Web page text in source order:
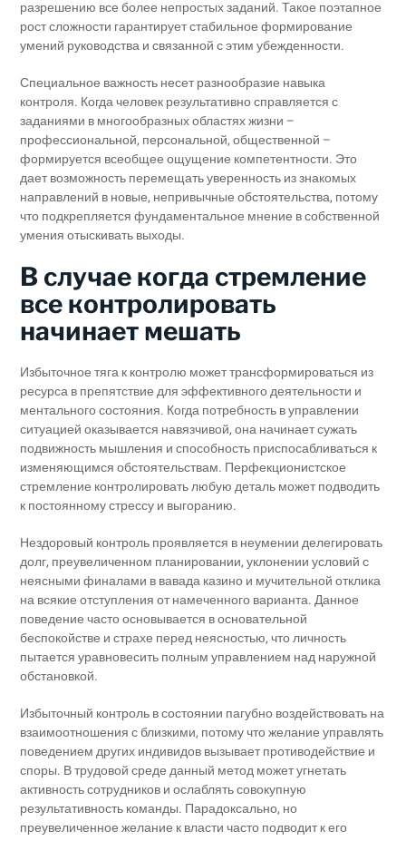
разрешению все более непростых заданий. Такое поэтапное
рост сложности гарантирует стабильное формирование
умений руководства и связанной с этим убежденности.
Специальное важность несет разнообразие навыка
контроля. Когда человек результативно справляется с
заданиями в многообразных областях жизни –
профессиональной, персональной, общественной –
формируется всеобщее ощущение компетентности. Это
дает возможность перемещать уверенность из знакомых
направлений в новые, непривычные обстоятельства, потому
что подкрепляется фундаментальное мнение в собственной
умения отыскивать выходы.
В случае когда стремление
все контролировать
начинает мешать
Избыточное тяга к контролю может трансформироваться из
ресурса в препятствие для эффективного деятельности и
ментального состояния. Когда потребность в управлении
ситуацией оказывается навязчивой, она начинает сужать
подвижность мышления и способность приспосабливаться к
изменяющимся обстоятельствам. Перфекционистское
стремление контролировать любую деталь может подводить
к постоянному стрессу и выгоранию.
Нездоровый контроль проявляется в неумении делегировать
долг, преувеличенном планировании, уклонении условий с
неясными финалами в вавада казино и мучительной отклика
на всякие отступления от намеченного варианта. Данное
поведение часто основывается в основательной
беспокойстве и страхе перед неясностью, что личность
пытается уравновесить полным управлением над наружной
обстановкой.
Избыточный контроль в состоянии пагубно воздействовать на
взаимоотношения с близкими, потому что желание управлять
поведением других индивидов вызывает противодействие и
споры. В трудовой среде данный метод может угнетать
активность сотрудников и ослаблять совокупную
результативность команды. Парадоксально, но
преувеличенное желание к власти часто подводит к его